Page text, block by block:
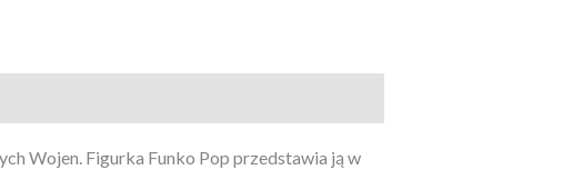
Wojen. Figurka Funko Pop przedstawia ją w